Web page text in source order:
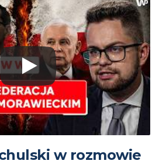
w rozmowie